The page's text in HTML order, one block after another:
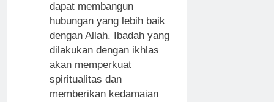
dapat membangun
hubungan yang lebih baik
dengan Allah. Ibadah yang
dilakukan dengan ikhlas
akan memperkuat
spiritualitas dan
memberikan kedamaian